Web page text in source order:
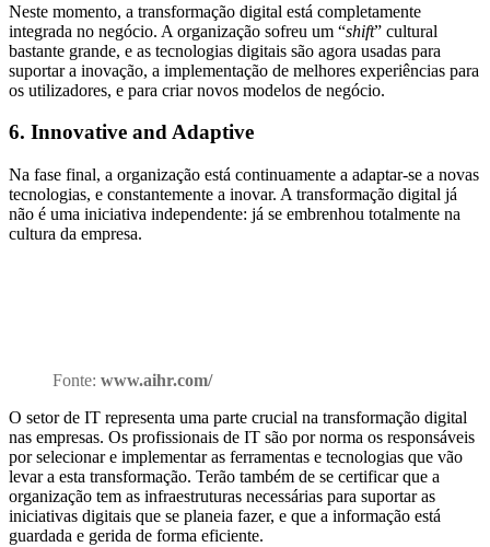
Neste momento, a transformação digital está completamente
integrada no negócio. A organização sofreu um “shift” cultural
bastante grande, e as tecnologias digitais são agora usadas para
suportar a inovação, a implementação de melhores experiências para
os utilizadores, e para criar novos modelos de negócio.
6. Innovative and Adaptive
Na fase final, a organização está continuamente a adaptar-se a novas
tecnologias, e constantemente a inovar. A transformação digital já
não é uma iniciativa independente: já se embrenhou totalmente na
cultura da empresa.
Fonte: www.aihr.com/
O setor de IT representa uma parte crucial na transformação digital
nas empresas. Os profissionais de IT são por norma os responsáveis
por selecionar e implementar as ferramentas e tecnologias que vão
levar a esta transformação. Terão também de se certificar que a
organização tem as infraestruturas necessárias para suportar as
iniciativas digitais que se planeia fazer, e que a informação está
guardada e gerida de forma eficiente.